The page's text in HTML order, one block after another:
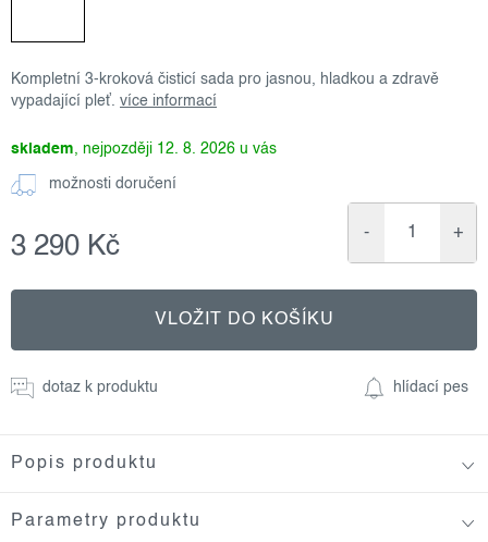
Kompletní 3-kroková čisticí sada pro jasnou, hladkou a zdravě
vypadající pleť. více informací
skladem 12. 8. 2026
možnosti doručení
3 290 Kč
cena:
VLOŽIT DO KOŠÍKU
dotaz k produktu hlídací pes
Popis produktu
Parametry produktu